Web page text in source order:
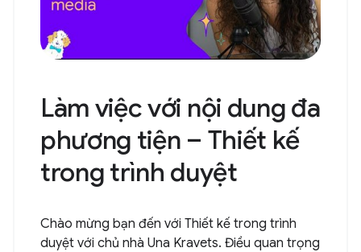
Làm việc với nội dung đa
phương tiện – Thiết kế
trong trình duyệt
Chào mừng bạn đến với Thiết kế trong trình
duyệt với chủ nhà Una Kravets. Điều quan trọng